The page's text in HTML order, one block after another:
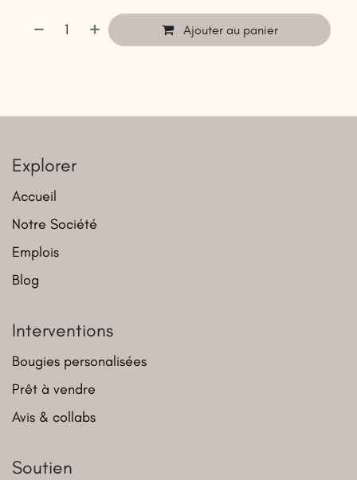
Ajouter au panier
Explorer
Accueil
Notre Société
Emplois
Blog
Interventions
Bougies personalisées
Prêt à vendre
Avis & collabs
Soutien